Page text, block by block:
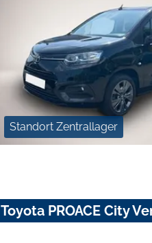
Standort Zentrallager
Toyota PROACE City